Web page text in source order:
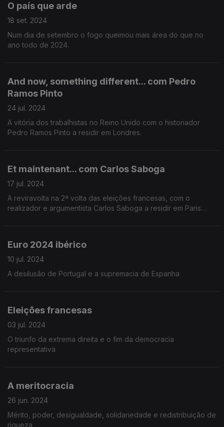
O país que arde
18 set. 2024
Num dia de setembro o fogo queimou mais área do que no
ano todo de 2024.
And now, something different... com Pedro
Ramos Pinto
24 jul. 2024
A vitória dos trabalhistas no Reino Unido com o historiador
Pedro Ramos Pinto a residir em Londres.
Et maintenant... com Carlos Saboga
17 jul. 2024
A reviravolta na 2ª volta das eleições francesas, com o
realizador e argumentista Carlos Saboga a residir em Paris
Euro 2024 ibérico
10 jul. 2024
A desilusão de Portugal e a supremacia de Espanha
Eleições francesas
03 jul. 2024
O triunfo da extrema direita e o fim da democracia
representativa
A meritocracia
26 jun. 2024
Mérito, poder, desigualdade, solidariedade e redistribuição de
riqueza